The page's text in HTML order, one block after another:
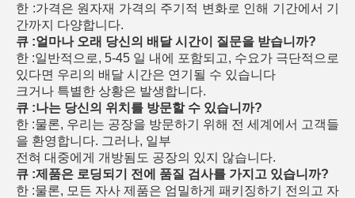
한 :가격은 원자재 가격의 주기적 변화로 인해 기간에서 기
간까지 다양합니다.
큐 :얼마나 오래 당신의 배달 시간이 질문을 받습니까?
한 :일반적으로, 5-45 일 내에 포함되고, 수요가 극단적으로
있다면 우리의 배달 시간은 연기될 수 있습니다
크거나 특별한 상황은 발생합니다.
큐 :나는 당신의 위치를 방문할 수 있습니까?
한 :물론, 우리는 공장을 방문하기 위해 전 세계에서 고객들
을 환영합니다. 그러나, 일부
전혀 대중에게 개방됨도 공장의 있지 않습니다.
큐 :제품은 로딩되기 전에 품질 검사를 가지고 있습니까?
한 :물론, 모든 자사 제품은 엄밀하게 패키징하기 전의고 자